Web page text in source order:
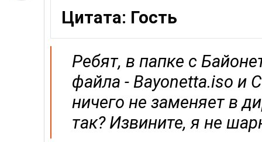
Цитата: Гость
Ребят, в папке с
файла - Bayonetta.iso и
ничего не заменяет в
так? Извините, я не